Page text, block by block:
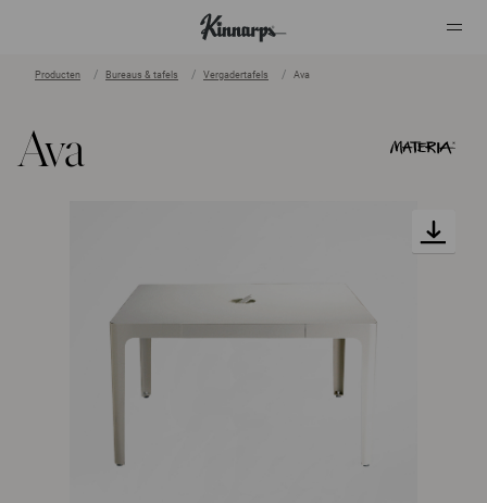
Producten Bureaus & tafels Vergadertafels Ava
Ava